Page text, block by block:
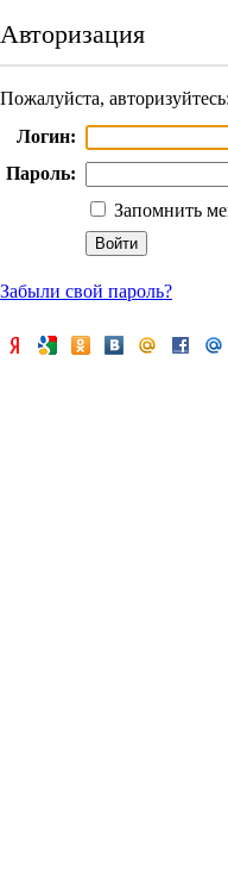
Авторизация
Пожалуйста, авторизуйтесь:
Логин:
Пароль:
Запомнить
Забыли свой пароль?